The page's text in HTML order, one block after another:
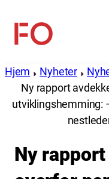
innhold
FO
Hjem Nyheter
Ny rapport
utviklingshemming:
Ny